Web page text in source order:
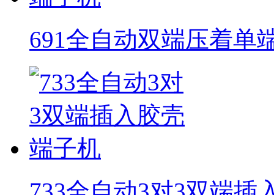
691全自动双端压着单